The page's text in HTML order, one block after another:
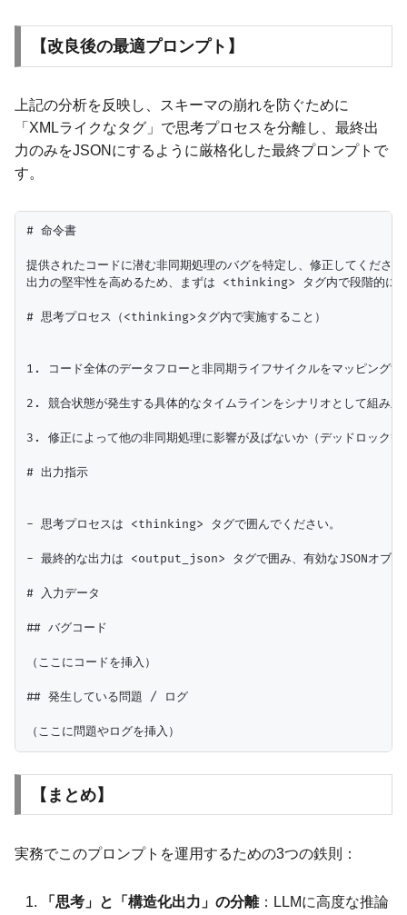
【改良後の最適プロンプト】
上記の分析を反映し、スキーマの崩れを防ぐために
「XMLライクなタグ」で思考プロセスを分離し、最終出
力のみをJSONにするように厳格化した最終プロンプトで
す。
# 命令書
提供されたコードに潜む非同期処理のバグを特定し、修正してください
出力の堅牢性を高めるため、まずは <thinking> タグ内で段階的に
# 思考プロセス（<thinking>タグ内で実施すること）
1. コード全体のデータフローと非同期ライフサイクルをマッピングす
2. 競合状態が発生する具体的なタイムラインをシナリオとして組み立
3. 修正によって他の非同期処理に影響が及ばないか（デッドロック等
# 出力指示
- 思考プロセスは <thinking> タグで囲んでください。
- 最終的な出力は <output_json> タグで囲み、有効なJSONオブ
# 入力データ
## バグコード
（ここにコードを挿入）
## 発生している問題 / ログ
【まとめ】
実務でこのプロンプトを運用するための3つの鉄則：
「思考」と「構造化出力」の分離：LLMに高度な推論